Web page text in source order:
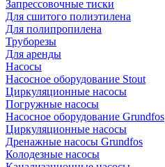
Запрессовочные тиски
Для сшитого полиэтилена
Для полипропилена
Труборезы
Для аренды
Насосы
Насосное оборудование Stout
Циркуляционные насосы
Погружные насосы
Насосное оборудование Grundfos
Циркуляционные насосы
Дренажные насосы Grundfos
Колодезные насосы